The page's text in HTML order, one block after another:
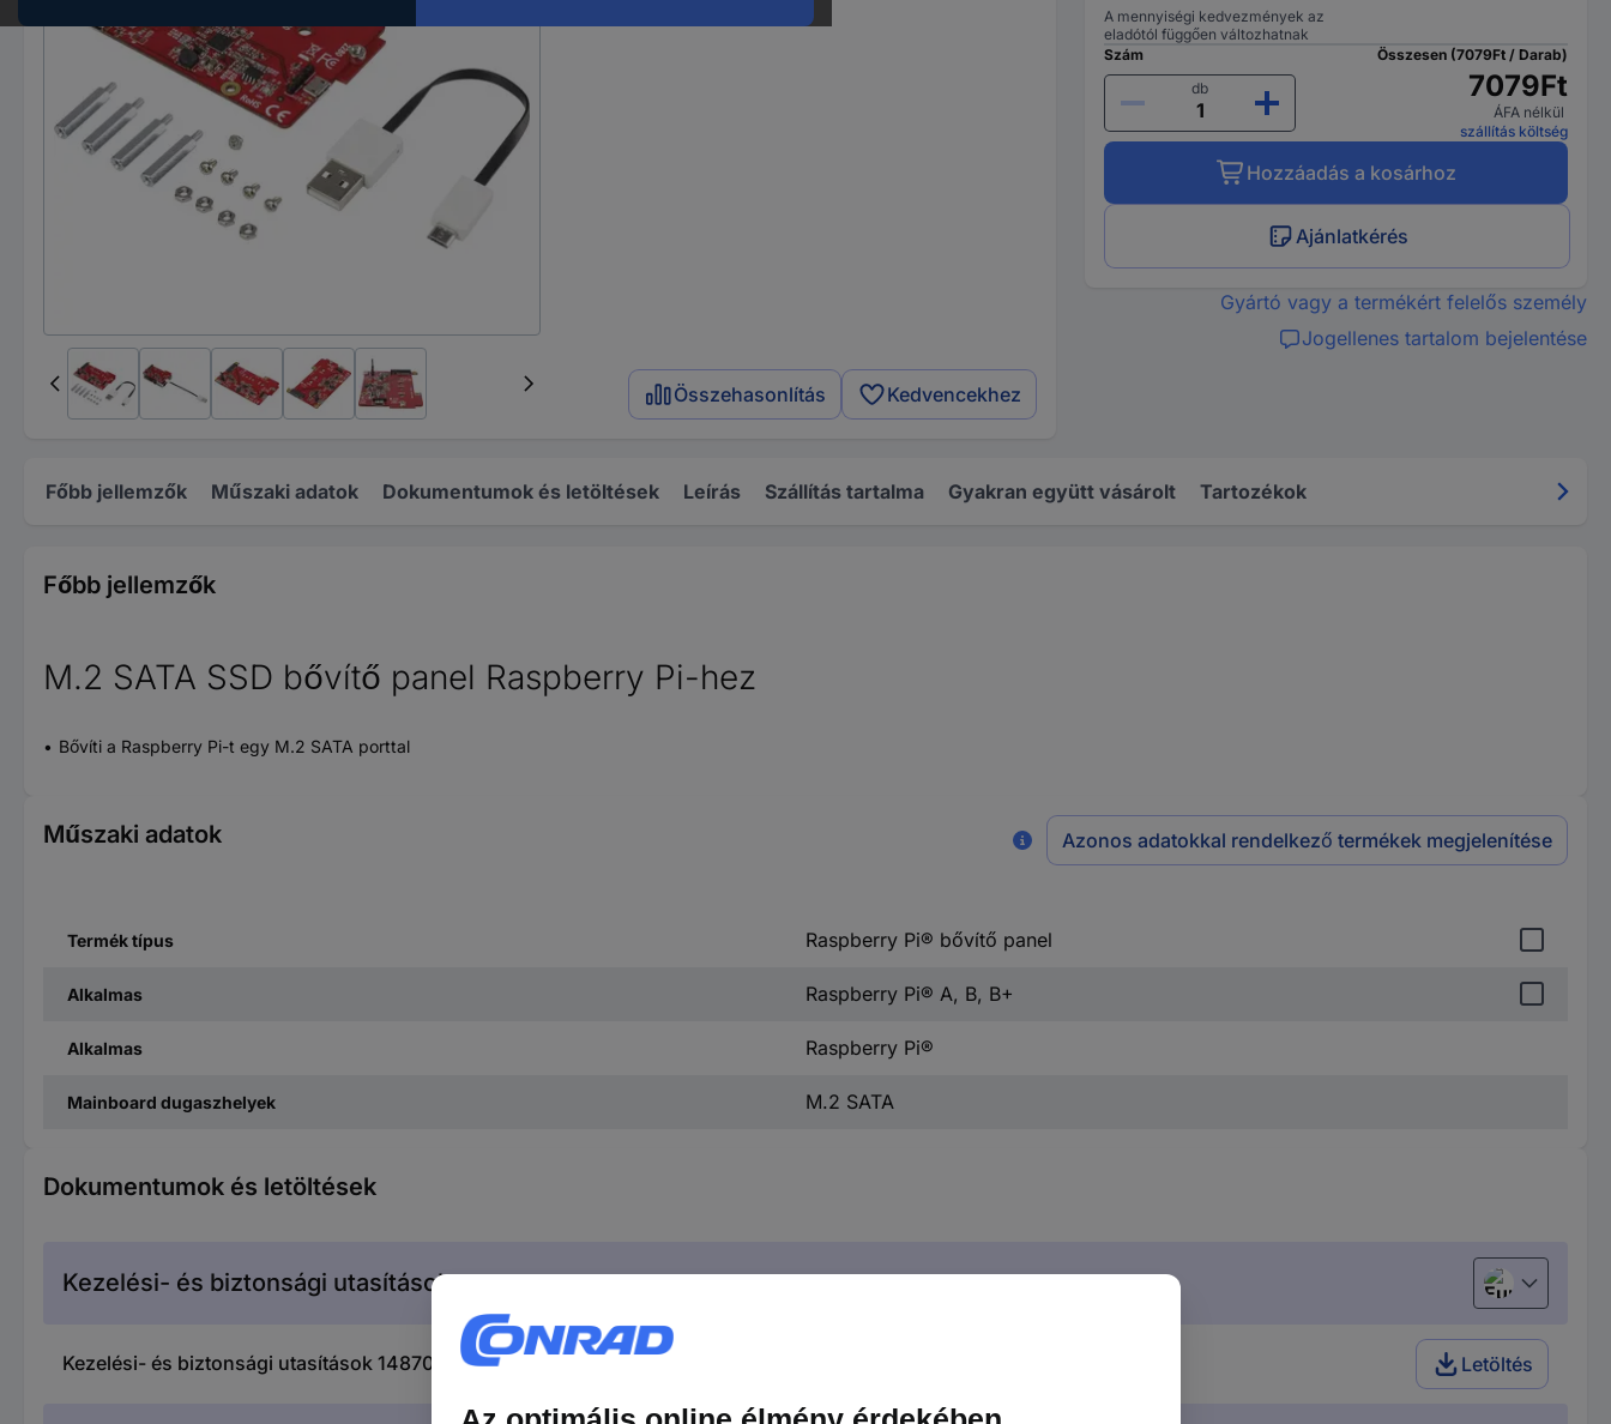
Összehasonlítás Kedvencekhez
A mennyiségi kedvezmények az
eladótól függően változhatnak
Szám
db
Összesen (7079Ft / Darab)
7079Ft
ÁFA nélkül
szállítás költség
Hozzáadás a kosárhoz
Ajánlatkérés
Gyártó vagy a termékért felelős személy
Jogellenes tartalom bejelentése
Főbb jellemzők Műszaki adatok Dokumentumok és letöltések Leírás Szállítás tartalma Gyakran együtt vásárolt Tartozékok
Főbb jellemzők
M.2 SATA SSD bővítő panel Raspberry Pi-hez
Bővíti a Raspberry Pi-t egy M.2 SATA porttal
Műszaki adatok Azonos adatokkal rendelkező termékek megjelenítése
Termék típus Raspberry Pi® bővítő panel
Alkalmas Raspberry Pi® A, B, B+
Alkalmas Raspberry Pi®
Mainboard dugaszhelyek M.2 SATA
Dokumentumok és letöltések
Kezelési- és biztonsági utasítások European
Kezelési- és biztonsági utasítások 1487097 M.2 SATA SSD bővítő panel Raspberry Pi-hez Letöltés